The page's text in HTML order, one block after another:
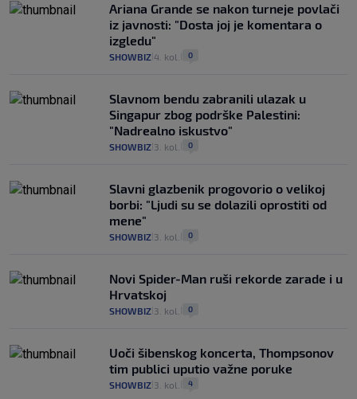
Ariana Grande se nakon turneje povlači
iz javnosti: "Dosta joj je komentara o
izgledu"
SHOWBIZ 4. kol. 0
Slavnom bendu zabranili ulazak u
Singapur zbog podrške Palestini:
"Nadrealno iskustvo"
SHOWBIZ 3. kol. 0
Slavni glazbenik progovorio o velikoj
borbi: "Ljudi su se dolazili oprostiti od
mene"
SHOWBIZ 3. kol. 0
Novi Spider-Man ruši rekorde zarade i u
Hrvatskoj
SHOWBIZ 3. kol. 0
Uoči šibenskog koncerta, Thompsonov
tim publici uputio važne poruke
SHOWBIZ 3. kol. 4